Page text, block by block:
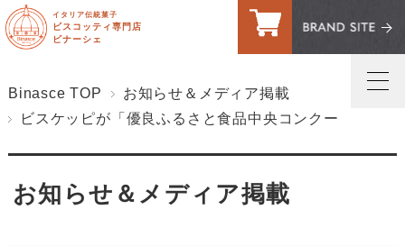
イタリア伝統菓子
ビスコッティ専門店
ビナーシェ
トップページ
Binasce TOP
お知らせ＆メディア掲載
ビスケッピが「優良ふるさと食品中央コンクール」受賞
お知らせ＆メディア掲載